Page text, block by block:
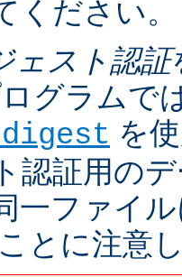
ください。
ェスト認証
グラムで
を
認証用の
一ファイ
とに注意